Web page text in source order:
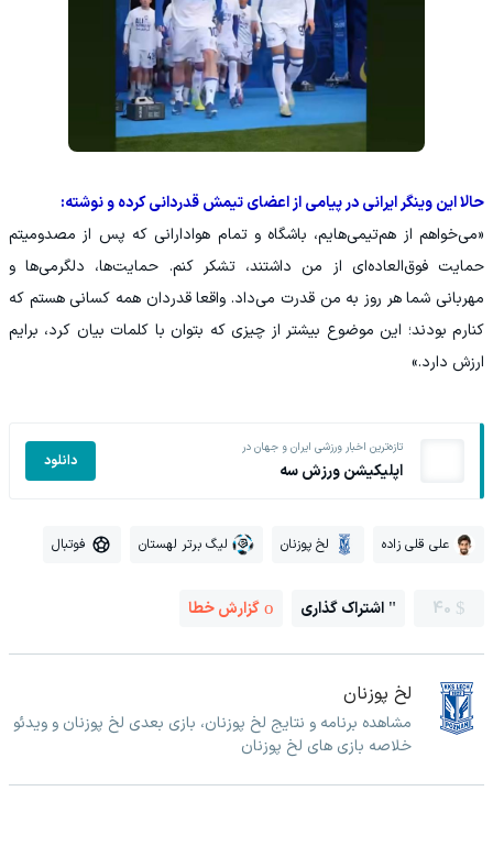
حالا این وینگر ایرانی در پیامی از اعضای تیمش قدردانی کرده و نوشته:
«می‌خواهم از هم‌تیمی‌هایم، باشگاه و تمام هوادارانی که پس از مصدومیتم
حمایت فوق‌العاده‌ای از من داشتند، تشکر کنم. حمایت‌ها، دلگرمی‌ها و
مهربانی شما هر روز به من قدرت می‌داد. واقعا قدردان همه کسانی هستم که
کنارم بودند؛ این موضوع بیشتر از چیزی که بتوان با کلمات بیان کرد، برایم
ارزش دارد.»
تازه‌ترین اخبار ورزشی ایران و جهان در
اپلیکیشن ورزش سه دانلود
علی قلی زاده لخ پوزنان لیگ برتر لهستان فوتبال
40 اشتراک گذاری گزارش خطا
لخ پوزنان
مشاهده برنامه و نتایج لخ پوزنان، بازی بعدی لخ پوزنان و ویدئو
خلاصه بازی های لخ پوزنان